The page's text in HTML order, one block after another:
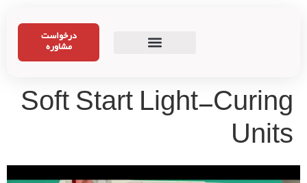
درخواست
مشاوره
Soft Start Light-Curing
Units